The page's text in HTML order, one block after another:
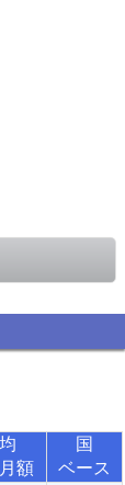
額
国
ベース